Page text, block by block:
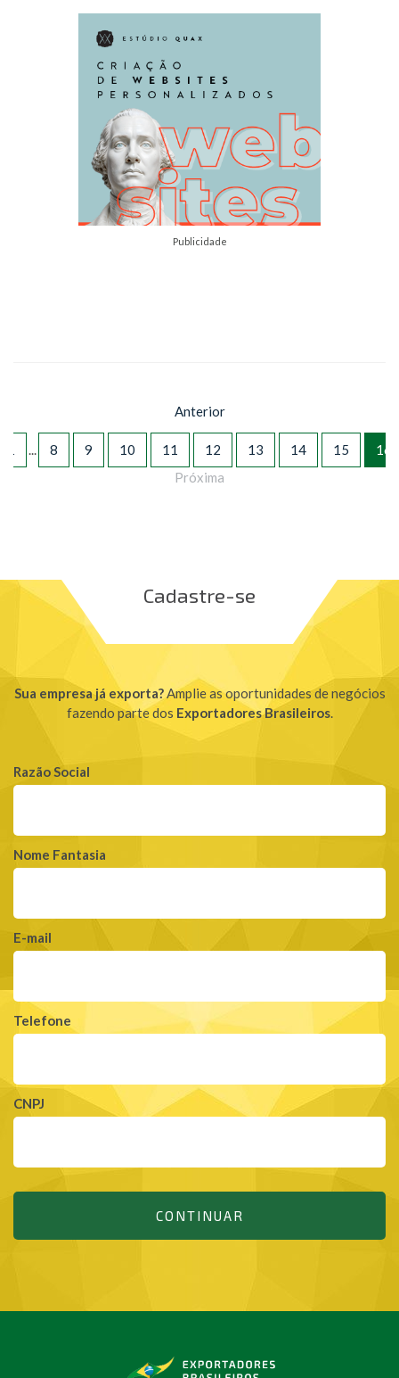
Publicidade
Anterior
... 8 9 10 11 12 13 14 15
16
Próxima
Cadastre-se
Sua empresa já exporta?Amplie as oportunidades de negócios
fazendo parte dos Exportadores Brasileiros.
Razão Social
Nome Fantasia
E-mail
Telefone
CNPJ
CONTINUAR